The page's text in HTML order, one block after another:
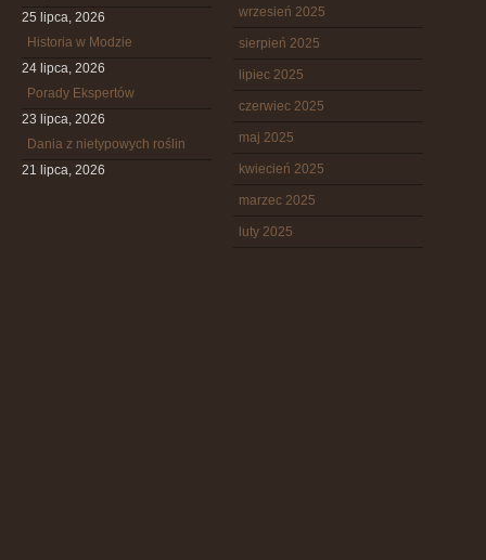
25 lipca, 2026
Historia w Modzie
24 lipca, 2026
Porady Ekspertów
23 lipca, 2026
Dania z nietypowych roślin
21 lipca, 2026
wrzesień 2025
sierpień 2025
lipiec 2025
czerwiec 2025
maj 2025
kwiecień 2025
marzec 2025
luty 2025